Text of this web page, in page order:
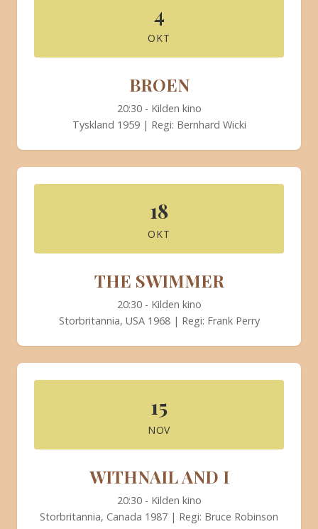
4
OKT
BROEN
20:30 - Kilden kino
Tyskland 1959 | Regi: Bernhard Wicki
18
OKT
THE SWIMMER
20:30 - Kilden kino
Storbritannia, USA 1968 | Regi: Frank Perry
15
NOV
WITHNAIL AND I
20:30 - Kilden kino
Storbritannia, Canada 1987 | Regi: Bruce Robinson